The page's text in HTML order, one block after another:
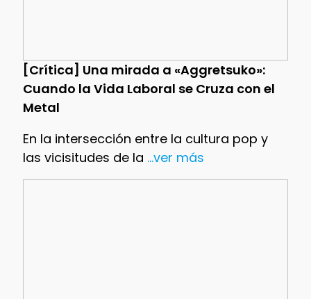
[Crítica] Una mirada a «Aggretsuko»:
Cuando la Vida Laboral se Cruza con el
Metal
En la intersección entre la cultura pop y
las vicisitudes de la ...ver más